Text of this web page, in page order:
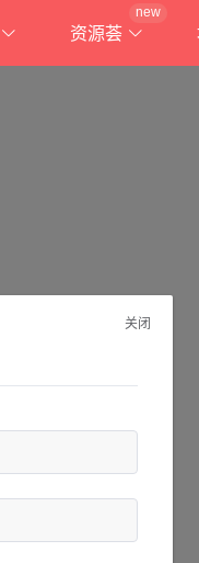
资源荟
new
按钮返回首页。
关闭